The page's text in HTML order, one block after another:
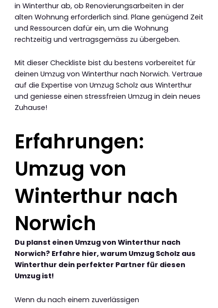
in Winterthur ab, ob Renovierungsarbeiten in der
alten Wohnung erforderlich sind. Plane genügend Zeit
und Ressourcen dafür ein, um die Wohnung
rechtzeitig und vertragsgemäss zu übergeben.
Mit dieser Checkliste bist du bestens vorbereitet für
deinen Umzug von Winterthur nach Norwich. Vertraue
auf die Expertise von Umzug Scholz aus Winterthur
und geniesse einen stressfreien Umzug in dein neues
Zuhause!
Erfahrungen:
Umzug von
Winterthur nach
Norwich
Du planst einen Umzug von Winterthur nach
Norwich? Erfahre hier, warum Umzug Scholz aus
Winterthur dein perfekter Partner für diesen
Umzug ist!
Wenn du nach einem zuverlässigen